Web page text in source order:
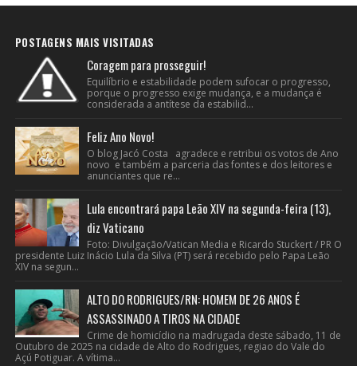
POSTAGENS MAIS VISITADAS
Coragem para prosseguir!
Equilíbrio e estabilidade podem sufocar o progresso,
porque o progresso exige mudança, e a mudança é
considerada a antítese da estabilid...
Feliz Ano Novo!
O blog Jacó Costa agradece e retribui os votos de Ano
novo e também a parceria das fontes e dos leitores e
anunciantes que re...
Lula encontrará papa Leão XIV na segunda-feira (13),
diz Vaticano
Foto: Divulgação/Vatican Media e Ricardo Stuckert / PR O
presidente Luiz Inácio Lula da Silva (PT) será recebido pelo Papa Leão
XIV na segun...
ALTO DO RODRIGUES/RN: HOMEM DE 26 ANOS É
ASSASSINADO A TIROS NA CIDADE
Crime de homicídio na madrugada deste sábado, 11 de
Outubro de 2025 na cidade de Alto do Rodrigues, regiao do Vale do
Açú Potiguar. A vítima...